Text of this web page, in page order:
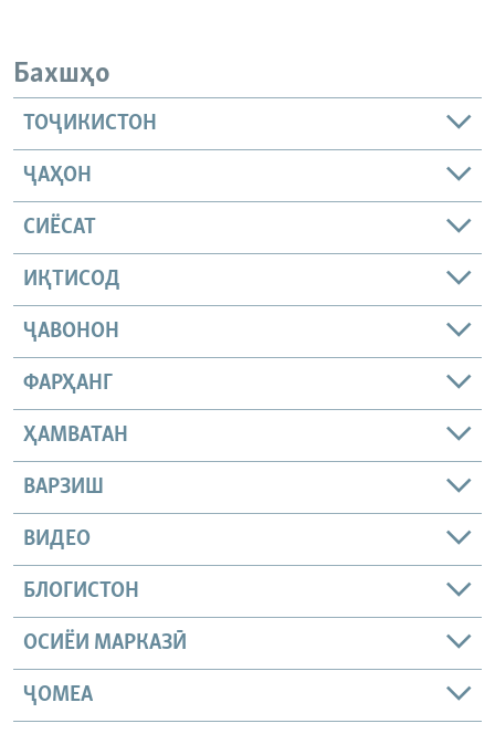
Бахшҳо
ТОҶИКИСТОН
ҶАҲОН
СИЁСАТ
ИҚТИСОД
ҶАВОНОН
ФАРҲАНГ
ҲАМВАТАН
ВАРЗИШ
ВИДЕО
БЛОГИСТОН
ОСИЁИ МАРКАЗӢ
ҶОМEА